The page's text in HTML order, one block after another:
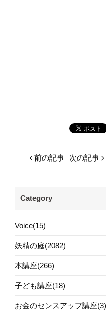
前の記事 次の記事
Category
Voice(15)
妖精の庭(2082)
本講座(266)
子ども講座(18)
お金のセンスアップ講座(3)